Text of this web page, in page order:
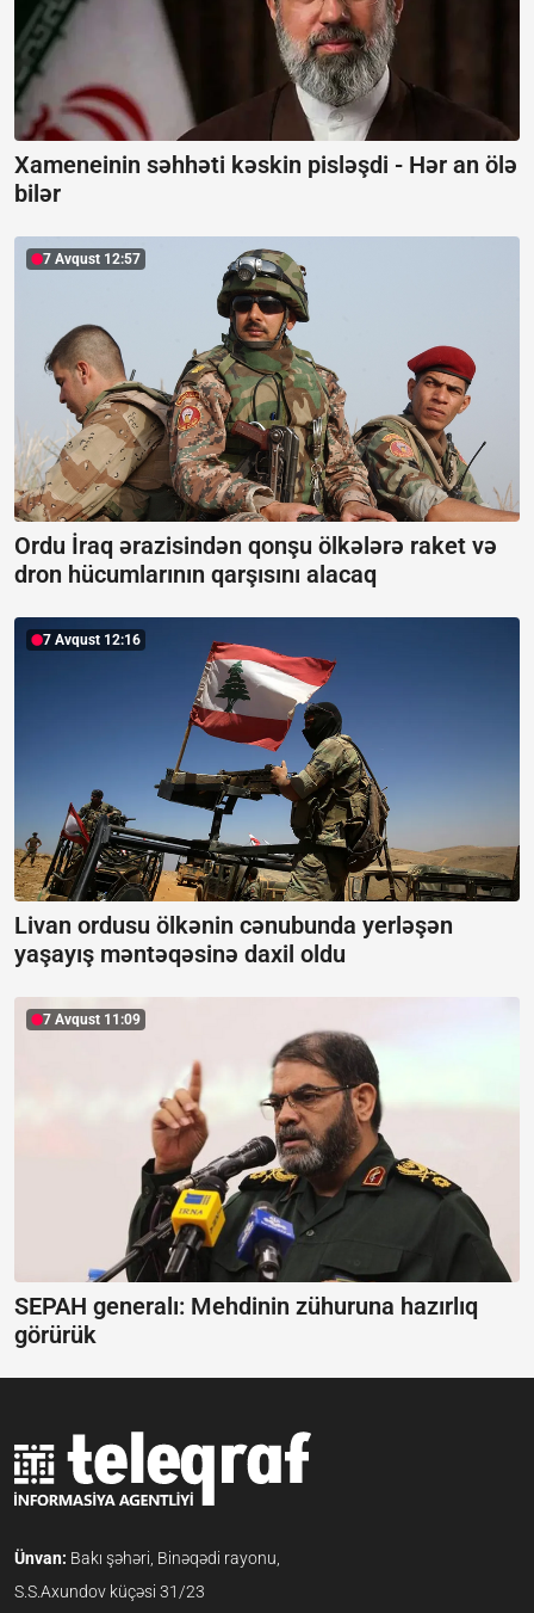
Xameneinin səhhəti kəskin pisləşdi - Hər an ölə
bilər
7 Avqust 12:57
Ordu İraq ərazisindən qonşu ölkələrə raket və
dron hücumlarının qarşısını alacaq
7 Avqust 12:16
Livan ordusu ölkənin cənubunda yerləşən
yaşayış məntəqəsinə daxil oldu
7 Avqust 11:09
SEPAH generalı: Mehdinin zühuruna hazırlıq
görürük
Ünvan: Bakı şəhəri, Binəqədi rayonu,
S.S.Axundov küçəsi 31/23